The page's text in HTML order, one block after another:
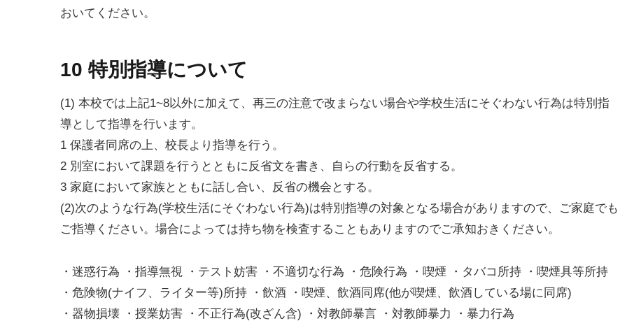
おいてください。
10 特別指導について
(1) 本校では上記1~8以外に加えて、再三の注意で改まらない場合や学校生活にそぐわない行為は特別指
導として指導を行います。
1 保護者同席の上、校長より指導を行う。
2 別室において課題を行うとともに反省文を書き、自らの行動を反省する。
3 家庭において家族とともに話し合い、反省の機会とする。
(2)次のような行為(学校生活にそぐわない行為)は特別指導の対象となる場合がありますので、ご家庭でも
ご指導ください。場合によっては持ち物を検査することもありますのでご承知おきください。
・迷惑行為 ・指導無視 ・テスト妨害 ・不適切な行為 ・危険行為 ・喫煙 ・タバコ所持 ・喫煙具等所持
・危険物(ナイフ、ライター等)所持 ・飲酒 ・喫煙、飲酒同席(他が喫煙、飲酒している場に同席)
・器物損壊 ・授業妨害 ・不正行為(改ざん含) ・対教師暴言 ・対教師暴力 ・暴力行為